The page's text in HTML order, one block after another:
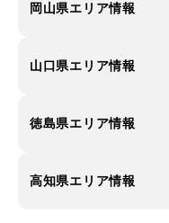
岡山県エリア情報
山口県エリア情報
徳島県エリア情報
高知県エリア情報